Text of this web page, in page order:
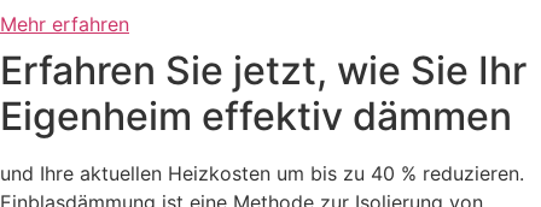
Mehr erfahren
Erfahren Sie jetzt, wie Sie Ihr
Eigenheim effektiv dämmen
und Ihre aktuellen Heizkosten um bis zu 40 % reduzieren.
Einblasdämmung ist eine Methode zur Isolierung von